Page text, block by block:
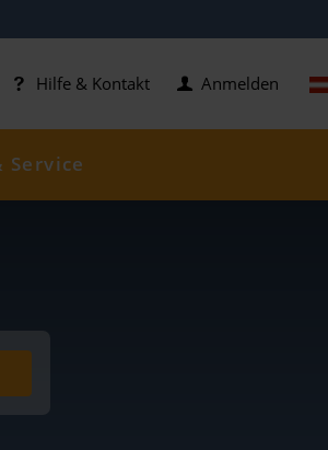
Hilfe & Kontakt Anmelden
Service